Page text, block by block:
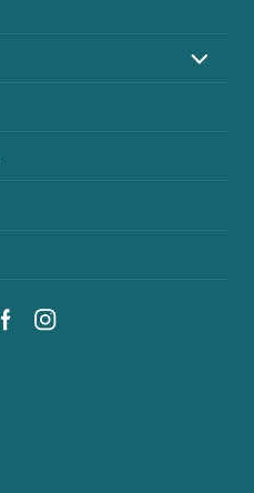
FacebookInstagram